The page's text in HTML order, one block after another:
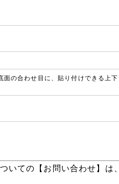
の合わせ目に、貼り付けできる上下
いての【お問い合わせ】は